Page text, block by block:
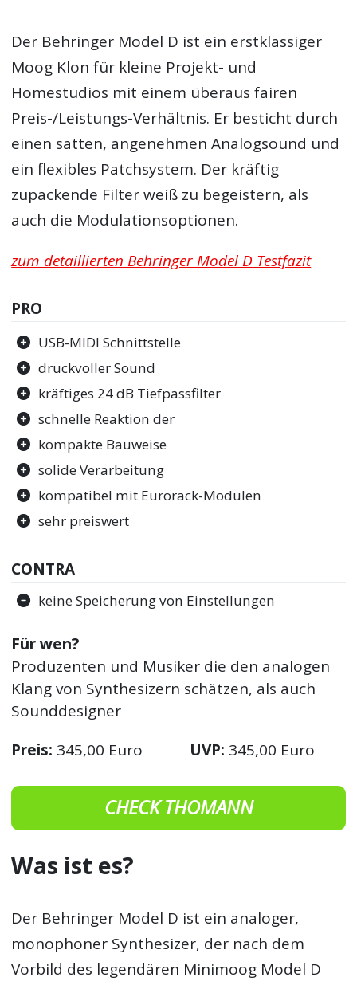
Der Behringer Model D ist ein erstklassiger
Moog Klon für kleine Projekt- und
Homestudios mit einem überaus fairen
Preis-/Leistungs-Verhältnis. Er besticht durch
einen satten, angenehmen Analogsound und
ein flexibles Patchsystem. Der kräftig
zupackende Filter weiß zu begeistern, als
auch die Modulationsoptionen.
zum detaillierten Behringer Model D Testfazit
PRO
USB-MIDI Schnittstelle
druckvoller Sound
kräftiges 24 dB Tiefpassfilter
schnelle Reaktion der
kompakte Bauweise
solide Verarbeitung
kompatibel mit Eurorack-Modulen
sehr preiswert
CONTRA
keine Speicherung von Einstellungen
Für wen?
Produzenten und Musiker die den analogen
Klang von Synthesizern schätzen, als auch
Sounddesigner
Preis: 345,00 Euro UVP: 345,00 Euro
CHECK THOMANN
Was ist es?
Der Behringer Model D ist ein analoger,
monophoner Synthesizer, der nach dem
Vorbild des legendären Minimoog Model D